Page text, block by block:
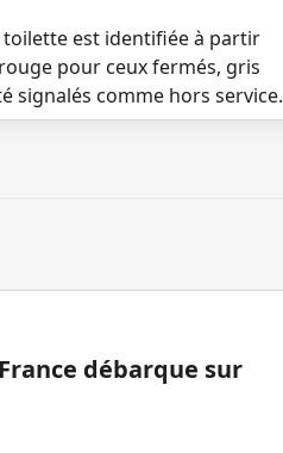
toilette est identifiée à partir
pour ceux fermés, gris
signalés comme hors service.
débarque sur